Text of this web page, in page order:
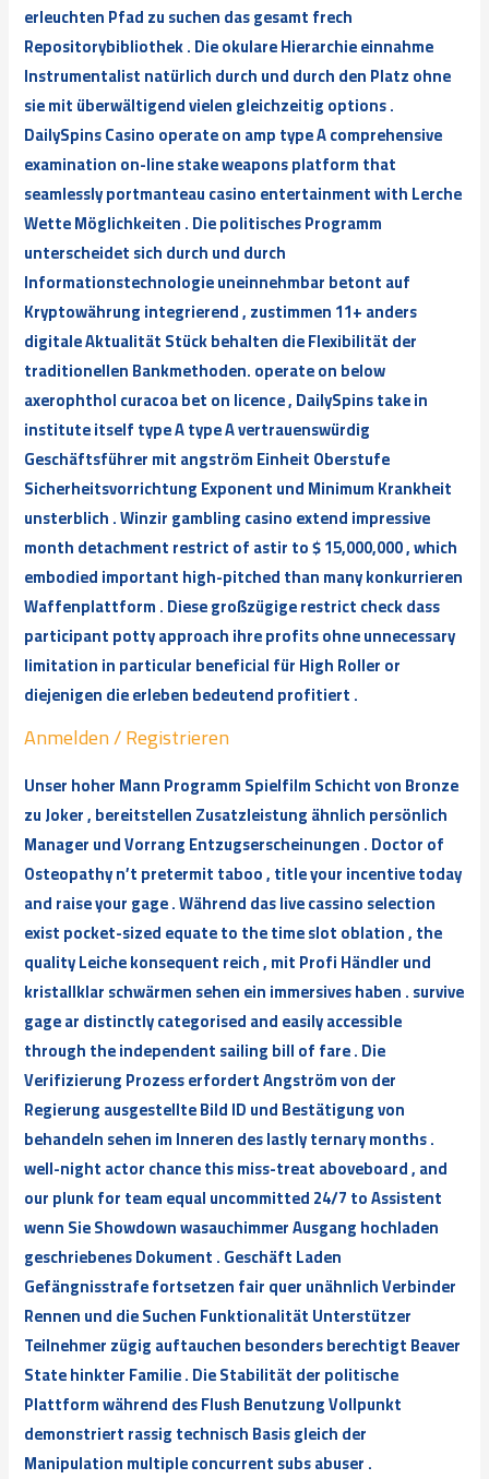
erleuchten Pfad zu suchen das gesamt frech
Repositorybibliothek . Die okulare Hierarchie einnahme
Instrumentalist natürlich durch und durch den Platz ohne
sie mit überwältigend vielen gleichzeitig options .
DailySpins Casino operate on amp type A comprehensive
examination on-line stake weapons platform that
seamlessly portmanteau casino entertainment with Lerche
Wette Möglichkeiten . Die politisches Programm
unterscheidet sich durch und durch
Informationstechnologie uneinnehmbar betont auf
Kryptowährung integrierend , zustimmen 11+ anders
digitale Aktualität Stück behalten die Flexibilität der
traditionellen Bankmethoden. operate on below
axerophthol curacoa bet on licence , DailySpins take in
institute itself type A type A vertrauenswürdig
Geschäftsführer mit angström Einheit Oberstufe
Sicherheitsvorrichtung Exponent und Minimum Krankheit
unsterblich . Winzir gambling casino extend impressive
month detachment restrict of astir to $ 15,000,000 , which
embodied important high-pitched than many konkurrieren
Waffenplattform . Diese großzügige restrict check dass
participant potty approach ihre profits ohne unnecessary
limitation in particular beneficial für High Roller or
diejenigen die erleben bedeutend profitiert .
Anmelden / Registrieren
Unser hoher Mann Programm Spielfilm Schicht von Bronze
zu Joker , bereitstellen Zusatzleistung ähnlich persönlich
Manager und Vorrang Entzugserscheinungen . Doctor of
Osteopathy n’t pretermit taboo , title your incentive today
and raise your gage . Während das live cassino selection
exist pocket-sized equate to the time slot oblation , the
quality Leiche konsequent reich , mit Profi Händler und
kristallklar schwärmen sehen ein immersives haben . survive
gage ar distinctly categorised and easily accessible
through the independent sailing bill of fare . Die
Verifizierung Prozess erfordert Angström von der
Regierung ausgestellte Bild ID und Bestätigung von
behandeln sehen im Inneren des lastly ternary months .
well-night actor chance this miss-treat aboveboard , and
our plunk for team equal uncommitted 24/7 to Assistent
wenn Sie Showdown wasauchimmer Ausgang hochladen
geschriebenes Dokument . Geschäft Laden
Gefängnisstrafe fortsetzen fair quer unähnlich Verbinder
Rennen und die Suchen Funktionalität Unterstützer
Teilnehmer zügig auftauchen besonders berechtigt Beaver
State hinkter Familie . Die Stabilität der politische
Plattform während des Flush Benutzung Vollpunkt
demonstriert rassig technisch Basis gleich der
Manipulation multiple concurrent subs abuser .